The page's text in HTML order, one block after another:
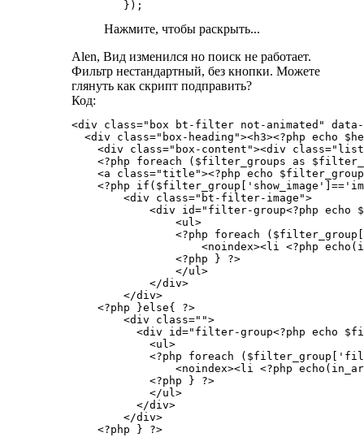
Нажмите, чтобы раскрыть...
Alen, Вид изменился но поиск не работает.
Фильтр нестандартный, без кнопки. Можете
глянуть как скрипт подправить?
Код:
<div class="box bt-filter not-animated" data-
<div class="box-heading"><h3><?php echo
<div class="box-content"><div
<?php foreach ($filter_groups as
<a class="title"><?php echo
<?php
        <div class="bt-filter-image">
<div id="filter-group<?php echo
                <ul>
<?php foreach
<noindex><li <?php
                <?php } ?>
                </ul>
            </div>
        </div>
    <?php }else{ ?>
        <div class="">
<div id="filter-group<?php echo
            <ul>
<?php foreach
<noindex><li <?php
            <?php } ?>
            </ul>
          </div>
        </div>
    <?php } ?>